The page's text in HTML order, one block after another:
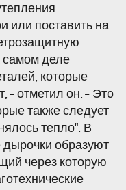
или поставить на
самом деле
которые
- отметил он. - Это
также следует
тепло". В
образуют
через которую